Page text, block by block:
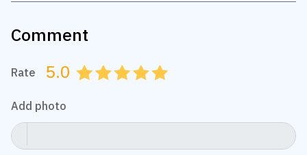
Comment
Rate 5.0 4.5
4.0
3.5
3.0
2.5
2.0
1.5
1.0
0.5
Add photo